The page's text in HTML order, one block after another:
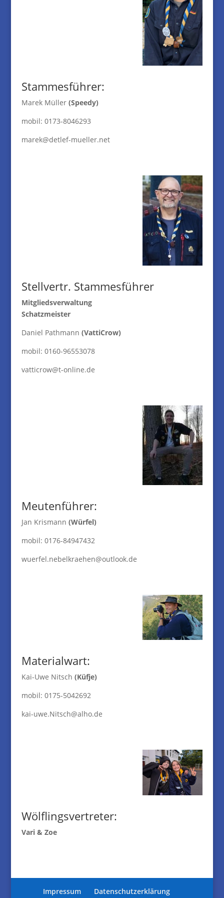
Stammesführer:
Marek Müller (Speedy)
mobil: 0173-8046293
marek@detlef-mueller.net
Stellvertr. Stammesführer
Mitgliedsverwaltung
Schatzmeister
Daniel Pathmann (VattiCrow)
mobil: 0160-96553078
vatticrow@t-online.de
Meutenführer:
Jan Krismann (Würfel)
mobil: 0176-84947432
wuerfel.nebelkraehen@outlook.de
Materialwart:
Kai-Uwe Nitsch (Küfje)
mobil: 0175-5042692
kai-uwe.Nitsch@alho.de
Wölflingsvertreter:
Vari & Zoe
Impressum Datenschutzerklärung